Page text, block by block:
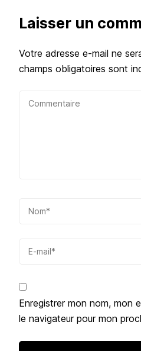
Laisser un
Votre adresse e-mail ne
champs obligatoires sont
Enregistrer mon nom, mon
le navigateur pour mon